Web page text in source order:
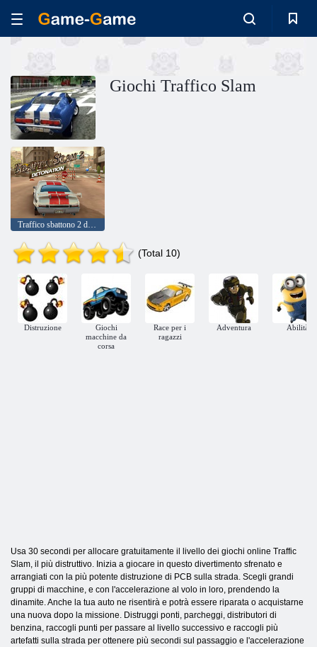
Giochi Traffico Slam
Traffico sbattono 2 detonazione
(Total 10)
Distruzione
Giochi
macchine da
corsa
Race per i
ragazzi
Adventura Abilità
Usa 30 secondi per allocare gratuitamente il livello dei giochi online Traffic
Slam, il più distruttivo. Inizia a giocare in questo divertimento sfrenato e
arrangiati con la più potente distruzione di PCB sulla strada. Scegli grandi
gruppi di macchine, e con l'accelerazione al volo in loro, prendendo la
dinamite. Anche la tua auto ne risentirà e potrà essere riparata o acquistarne
una nuova dopo la missione. Distruggi ponti, parcheggi, distributori di
benzina, raccogli punti per passare al livello successivo e raccogli più
artefatti sulla strada per ottenere più secondi sul passaggio e l'accelerazione